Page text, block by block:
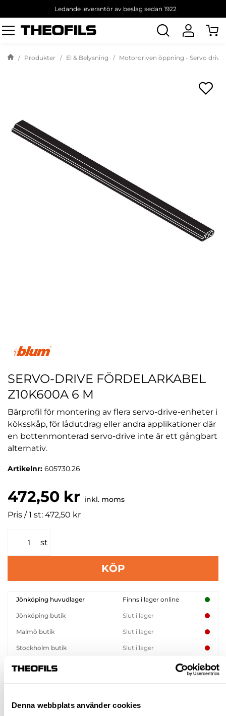
Denna webbplats använder cookies
Ledande leverantör av beslag sedan 1922
Sök
produkt
Produkter El & Belysning Motordriven öppning - Servo drive
SERVO-DRIVE FÖRDELARKABEL
Z10K600A 6 M
Bärprofil för montering av flera servo-drive-enheter i
köksskåp, för lådutdrag eller andra applikationer där
en bottenmonterad servo-drive inte är ett gångbart
alternativ.
Artikelnr: 605730.26
472,50 kr inkl. moms
Pris / 1 st: 472,50 kr
st
KÖP
Jönköping huvudlager Finns i lager online
Jönköping butik Slut i lager
Malmö butik Slut i lager
Stockholm butik Slut i lager
Snabba leveranser